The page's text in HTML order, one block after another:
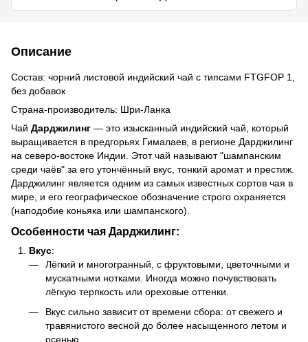
Описание
Cостав: чорний листовой индийский чай с типсами FTGFOP 1,
без добавок
Страна-производитель: Шри-Ланка
Чай Дарджилинг — это изысканный индийский чай, который
выращивается в предгорьях Гималаев, в регионе Дарджилинг
на северо-востоке Индии. Этот чай называют "шампанским
среди чаёв" за его утончённый вкус, тонкий аромат и престиж.
Дарджилинг является одним из самых известных сортов чая в
мире, и его географическое обозначение строго охраняется
(наподобие коньяка или шампанского).
Особенности чая Дарджилинг:
Вкус:
Лёгкий и многогранный, с фруктовыми, цветочными и
мускатными нотками. Иногда можно почувствовать
лёгкую терпкость или ореховые оттенки.
Вкус сильно зависит от времени сбора: от свежего и
травянистого весной до более насыщенного летом и
осенью.